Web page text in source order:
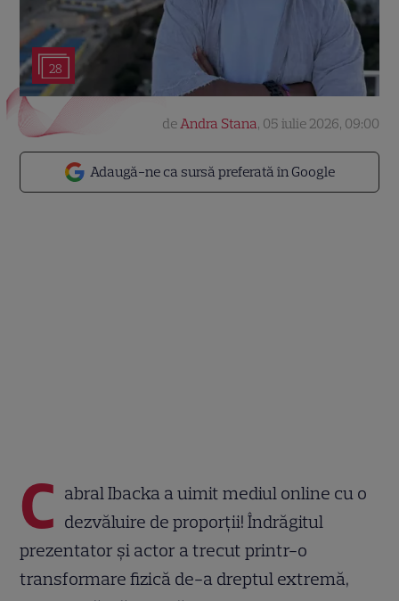
28
Adaugă-ne ca sursă preferată în Google
deAndra Stana, 05 iulie 2026, 09:00
C abral Ibacka a uimit mediul online cu o
dezvăluire de proporții! Îndrăgitul
prezentator și actor a trecut printr-o
transformare fizică de-a dreptul extremă,